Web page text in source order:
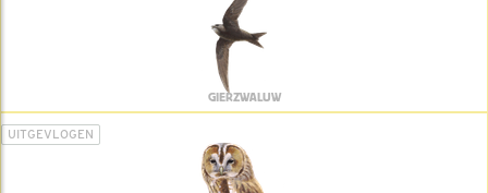
GIERZWALUW
UITGEVLOGEN